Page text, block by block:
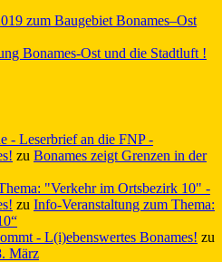
zum Baugebiet Bonames–Ost
Bonames-Ost und die Stadtluft !
- Leserbrief an die FNP -
zu Bonames zeigt Grenzen in der
"Verkehr im Ortsbezirk 10" -
zu Info-Veranstaltung zum Thema:
- L(i)ebenswertes Bonames! zu
März